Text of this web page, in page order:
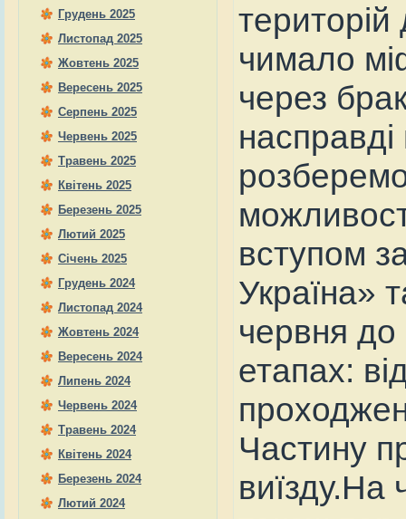
Грудень 2025
Листопад 2025
Жовтень 2025
Вересень 2025
Серпень 2025
Червень 2025
Травень 2025
Квітень 2025
Березень 2025
Лютий 2025
Січень 2025
Грудень 2024
Листопад 2024
Жовтень 2024
Вересень 2024
Липень 2024
Червень 2024
Травень 2024
Квітень 2024
Березень 2024
Лютий 2024
територій
чимало
через
вступом
Україна»
червня
етапах:
Частину
виїзду.На